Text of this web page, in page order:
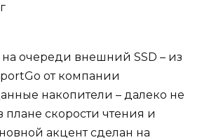
очереди внешний SSD – из
от компании
накопители – далеко не
скорости чтения и
акцент сделан на